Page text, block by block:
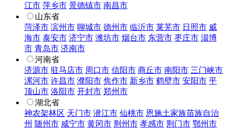
江市 萍乡市 景德镇市 南昌市
山东省
菏泽市 滨州市 聊城市 德州市 临沂市 莱芜市 日照市 威
海市 泰安市 济宁市 潍坊市 烟台市 东营市 枣庄市 淄博
市 青岛市 济南市
河南省
济源市 驻马店市 周口市 信阳市 商丘市 南阳市 三门峡市
漯河市 许昌市 濮阳市 焦作市 新乡市 鹤壁市 安阳市 平
顶山市 洛阳市 开封市 郑州市
湖北省
神农架林区 天门市 潜江市 仙桃市 恩施土家族苗族自治
州 随州市 咸宁市 黄冈市 荆州市 孝感市 荆门市 鄂州市